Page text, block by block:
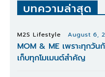
บทความล่าสุด
M2S Lifestyle August 6,
MOM & ME เพราะทุกวั
เก็บทุกโมเมนต์สำคัญ